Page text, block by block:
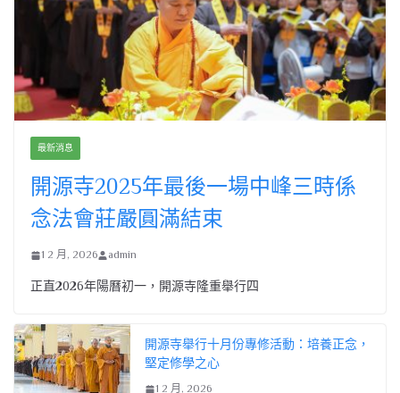
最新消息
開源寺2025年最後一場中峰三時係
念法會莊嚴圓滿結束
1 2 月, 2026 admin
正直2026年陽曆初一，開源寺隆重舉行四
開源寺舉行十月份專修活動：培養正念，
堅定修學之心
1 2 月, 2026